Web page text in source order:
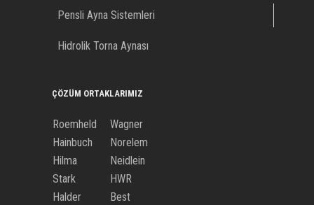
Pensli Ayna Sistemleri
Hidrolik Torna Aynası
ÇÖZÜM ORTAKLARIMIZ
Roemheld
Wagner
Hainbuch
Norelem
Hilma
Neidlein
Stark
HWR
Halder
Best